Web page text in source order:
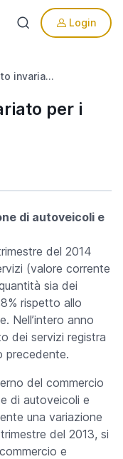
Login
Nel 2014 fatturato invariato per i servizi
per i
di autoveicoli e
del 2014
(valore corrente
sia dei
rispetto allo
Nell’intero anno
dei servizi registra
precedente.
del commercio
di autoveicoli e
una variazione
del 2013, si
e